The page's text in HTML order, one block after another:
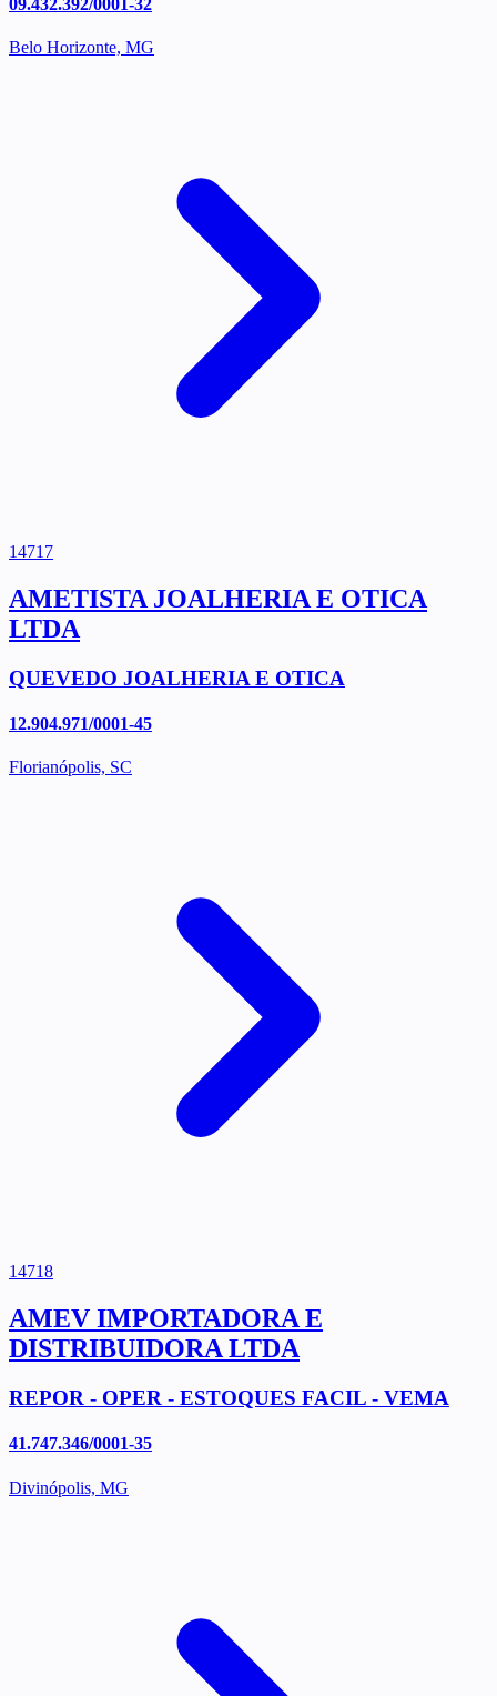
Belo Horizonte, MG
14717
AMETISTA JOALHERIA E OTICA
LTDA
QUEVEDO JOALHERIA E OTICA
12.904.971/0001-45
Florianópolis, SC
14718
AMEV IMPORTADORA E
DISTRIBUIDORA LTDA
REPOR - OPER - ESTOQUES FACIL - VEMA
41.747.346/0001-35
Divinópolis, MG